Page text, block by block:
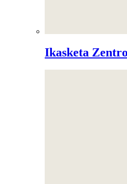
Ikasketa